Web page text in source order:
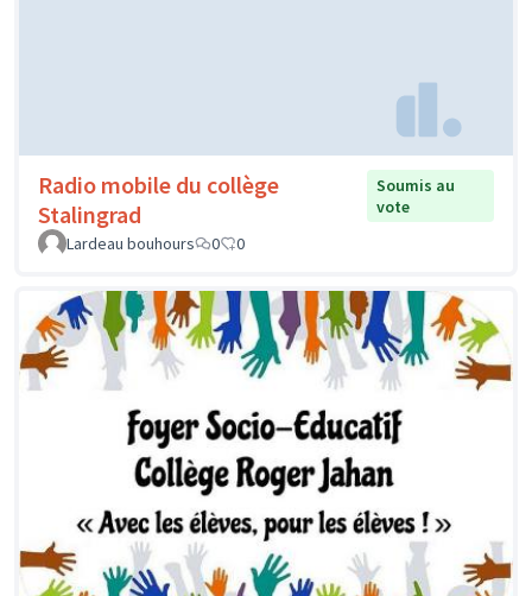
Radio mobile du collège
Stalingrad
Soumis au
vote
Lardeau bouhours
0 0